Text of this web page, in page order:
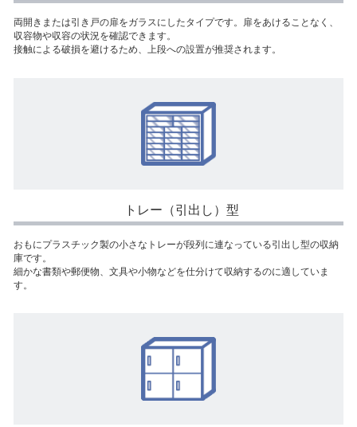
両開きまたは引き戸の扉をガラスにしたタイプです。扉をあけることなく、
収容物や収容の状況を確認できます。
接触による破損を避けるため、上段への設置が推奨されます。
トレー（引出し）型
おもにプラスチック製の小さなトレーが段列に連なっている引出し型の収納
庫です。
細かな書類や郵便物、文具や小物などを仕分けて収納するのに適していま
す。